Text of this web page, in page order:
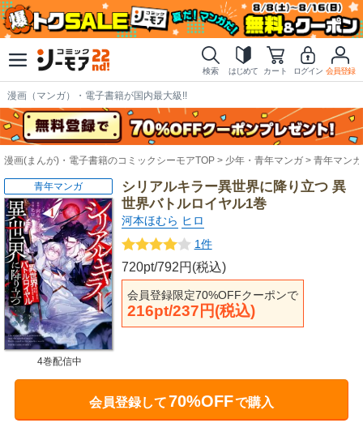
検索 はじめて カート ログイン 会員登録
漫画（マンガ）・電子書籍が国内最大級!!
漫画(まんが)・電子書籍のコミックシーモアTOP 少年・青年マンガ 青年マンガ
シリアルキラー異世界に降り立つ 異
世界バトルロイヤル1巻
河本ほむら ヒロ
1件
720pt/792円(税込)
会員登録限定70%OFFクーポンで
216pt/237円(税込)
青年マンガ
4巻配信中
会員登録して70%OFFで購入